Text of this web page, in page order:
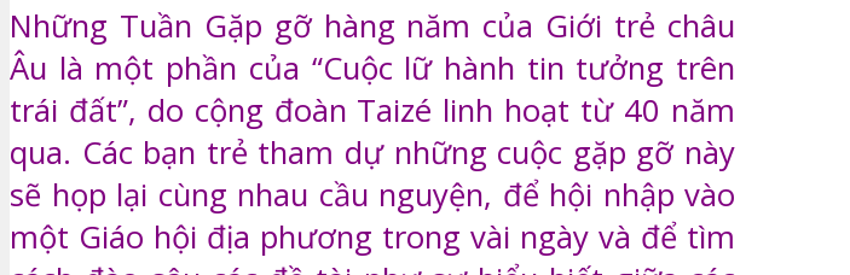
Những Tuần Gặp gỡ hàng năm của Giới trẻ châu
Âu là một phần của “Cuộc lữ hành tin tưởng trên
trái đất”, do cộng đoàn Taizé linh hoạt từ 40 năm
qua. Các bạn trẻ tham dự những cuộc gặp gỡ này
sẽ họp lại cùng nhau cầu nguyện, để hội nhập vào
một Giáo hội địa phương trong vài ngày và để tìm